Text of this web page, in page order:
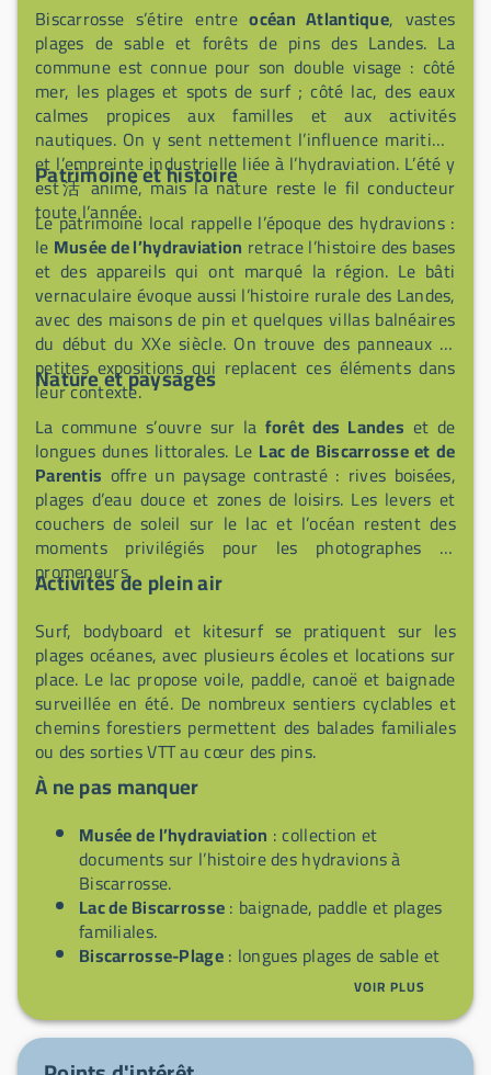
Biscarrosse s’étire entreocéan Atlantique, vastes
plages de sable et forêts de pins des Landes. La
commune est connue pour son double visage : côté
mer, les plages et spots de surf ; côté lac, des eaux
calmes propices aux familles et aux activités
nautiques. On y sent nettement l’influence maritime
et l’empreinte industrielle liée à l’hydraviation. L’été y
est活 animé, mais la nature reste le fil conducteur
toute l’année.
Patrimoine et histoire
Le patrimoine local rappelle l’époque des hydravions :
le Musée de l’hydraviation retrace l’histoire des bases
et des appareils qui ont marqué la région. Le bâti
vernaculaire évoque aussi l’histoire rurale des Landes,
avec des maisons de pin et quelques villas balnéaires
du début du XXe siècle. On trouve des panneaux et
petites expositions qui replacent ces éléments dans
leur contexte.
Nature et paysages
La commune s’ouvre sur laforêt des Landes et de
longues dunes littorales. Le Lac de Biscarrosse et de
Parentis offre un paysage contrasté : rives boisées,
plages d’eau douce et zones de loisirs. Les levers et
couchers de soleil sur le lac et l’océan restent des
moments privilégiés pour les photographes et
promeneurs.
Activités de plein air
Surf, bodyboard et kitesurf se pratiquent sur les
plages océanes, avec plusieurs écoles et locations sur
place. Le lac propose voile, paddle, canoë et baignade
surveillée en été. De nombreux sentiers cyclables et
chemins forestiers permettent des balades familiales
ou des sorties VTT au cœur des pins.
À ne pas manquer
Musée de l’hydraviation : collection et
documents sur l’histoire des hydravions à
Biscarrosse.
Lac de Biscarrosse: baignade, paddle et plages
familiales.
Biscarrosse-Plage: longues plages de sable et
sous les pins.
VOIR PLUS